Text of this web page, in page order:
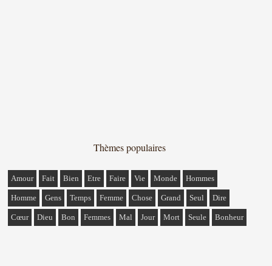
Thèmes populaires
Amour Fait Bien Etre Faire Vie Monde Hommes
Homme Gens Temps Femme Chose Grand Seul Dire
Cœur Dieu Bon Femmes Mal Jour Mort Seule Bonheur